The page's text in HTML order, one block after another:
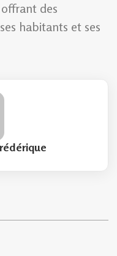
des
habitants et ses